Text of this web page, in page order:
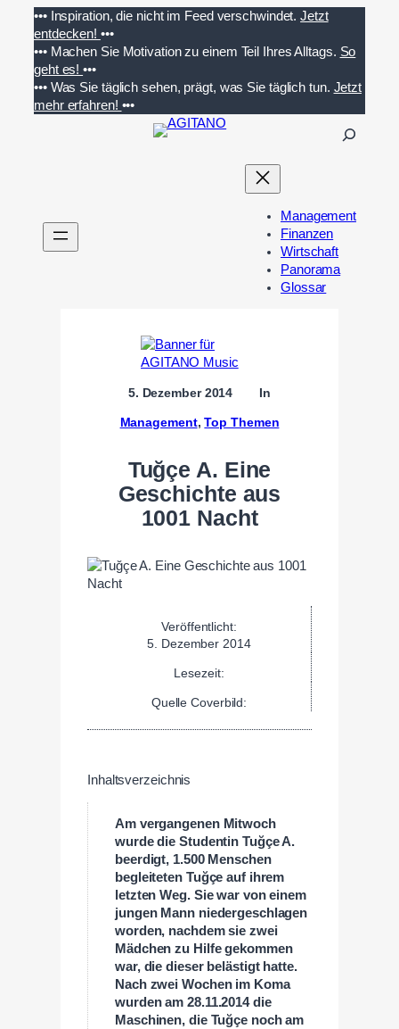
Inhalt
springen
••• Inspiration, die nicht im Feed verschwindet. Jetzt
entdecken! •••
••• Machen Sie Motivation zu einem Teil Ihres Alltags. So
geht es!•••
••• Was Sie täglich sehen, prägt, was Sie täglich tun. Jetzt
mehr erfahren! •••
n
Management
Finanzen
Wirtschaft
Panorama
Glossar
5. Dezember 2014 In
Management, Top Themen
Tuğçe A. Eine
Geschichte aus
1001 Nacht
Veröffentlicht:
5. Dezember 2014
Lesezeit:
Quelle Coverbild:
Inhaltsverzeichnis
Am vergangenen Mitwoch
wurde die Studentin Tuğçe A.
beerdigt, 1.500 Menschen
begleiteten Tuğçe auf ihrem
letzten Weg. Sie war von einem
jungen Mann niedergeschlagen
worden, nachdem sie zwei
Mädchen zu Hilfe gekommen
war, die dieser belästigt hatte.
Nach zwei Wochen im Koma
wurden am 28.11.2014 die
Maschinen, die Tuğçe noch am